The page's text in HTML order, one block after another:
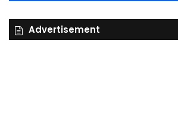
Advertisement